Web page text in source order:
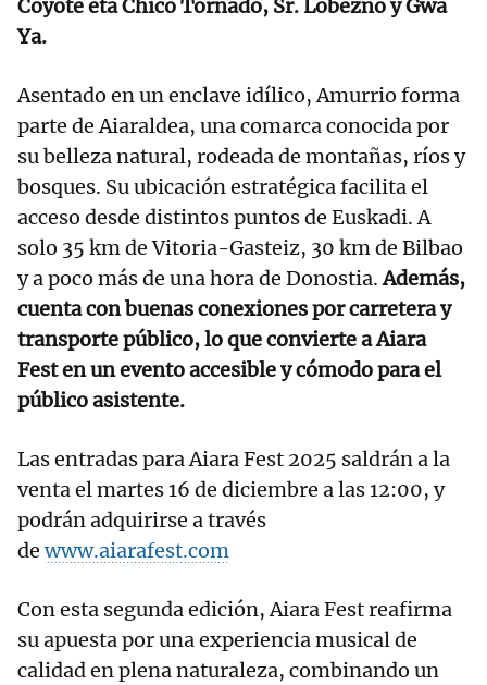
Coyote eta Chico Tornado, Sr. Lobezno y Gwa
Ya.
Asentado en un enclave idílico, Amurrio forma
parte de Aiaraldea, una comarca conocida por
su belleza natural, rodeada de montañas, ríos y
bosques. Su ubicación estratégica facilita el
acceso desde distintos puntos de Euskadi. A
solo 35 km de Vitoria-Gasteiz, 30 km de Bilbao
y a poco más de una hora de Donostia.Además,
cuenta con buenas conexiones por carretera y
transporte público, lo que convierte a Aiara
Fest en un evento accesible y cómodo para el
público asistente.
Las entradas para Aiara Fest 2025 saldrán a la
venta el martes 16 de diciembre a las 12:00, y
podrán adquirirse a través
dewww.aiarafest.com
Con esta segunda edición, Aiara Fest reafirma
su apuesta por una experiencia musical de
calidad en plena naturaleza, combinando un